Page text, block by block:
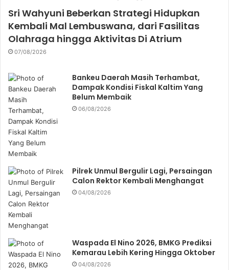
Sri Wahyuni Beberkan Strategi Hidupkan
Kembali Mal Lembuswana, dari Fasilitas
Olahraga hingga Aktivitas Di Atrium
07/08/2026
Bankeu Daerah Masih Terhambat,
Dampak Kondisi Fiskal Kaltim Yang
Belum Membaik
06/08/2026
Pilrek Unmul Bergulir Lagi, Persaingan
Calon Rektor Kembali Menghangat
04/08/2026
Waspada El Nino 2026, BMKG Prediksi
Kemarau Lebih Kering Hingga Oktober
04/08/2026